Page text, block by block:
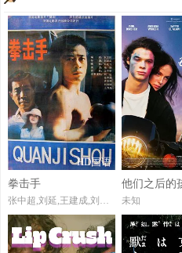
HD国语
拳击手
张中超,刘延,王建成,刘尚娴,许志群,王力海,杨飞,陈立人,宋学安
他们之后的
未知